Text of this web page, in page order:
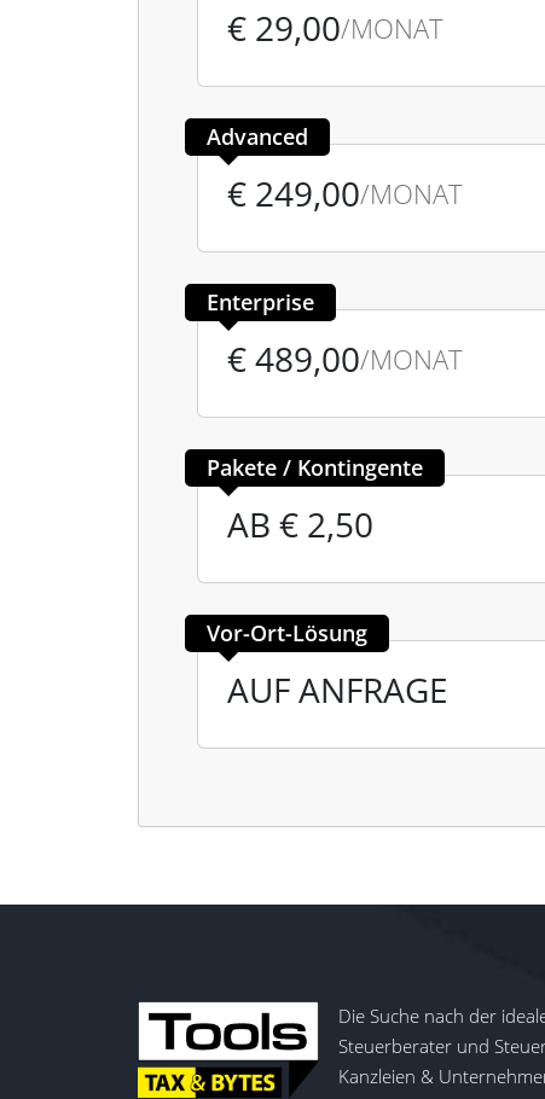
€ 29,00/MONAT
Advanced
€ 249,00/MONAT
Enterprise
€ 489,00/MONAT
Pakete / Kontingente
AB € 2,50
Vor-Ort-Lösung
AUF ANFRAGE
Die Suche nach der
Steuerberater und
Kanzleien &